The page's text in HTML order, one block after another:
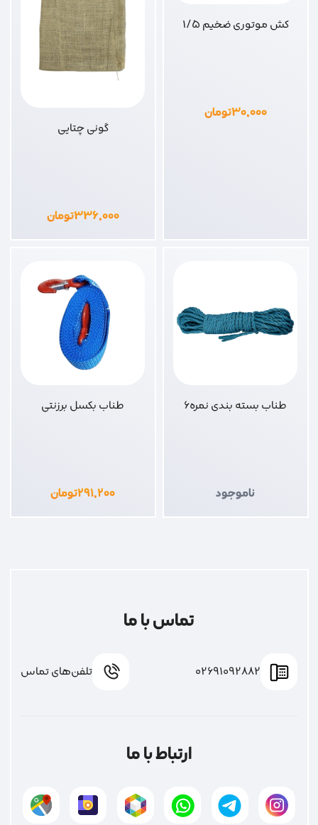
کش موتوری ضخیم 1/5
۳۰,۰۰۰تومان
گونی چتایی
۳۳۶,۰۰۰تومان
طناب بسته بندی نمره6
ناموجود
طناب بکسل برزنتی
۲۹۱,۲۰۰تومان
تماس با ما
02691092882 تلفن‌های تماس
ارتباط با ما